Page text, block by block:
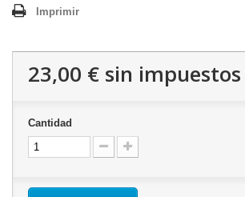
Imprimir
23,00 € sin impuestos
Cantidad